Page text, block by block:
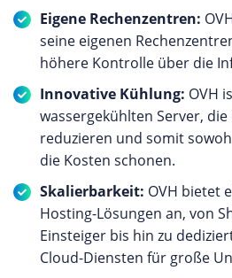
Webspace mit speziellen E-
für den eigenen Onlineshop
Profis, die mehr Leistung als
Webspace benötigen, können
Server Angeboten wählen.
virtuellen Servern kann bei
besonders leistungsstarke
zurückgegriffen werden. Die
Server erfolgt in
Deutschland. Für die
Markenware zum Einsatz.
professionelle
Eigene Rechenzentren:
seine eigenen
höhere Kontrolle über die
Innovative Kühlung: OVH
wassergekühlten Server,
reduzieren und somit
die Kosten schonen.
Skalierbarkeit: OVH bietet
Hosting-Lösungen an, von
Einsteiger bis hin zu
Cloud-Diensten für große